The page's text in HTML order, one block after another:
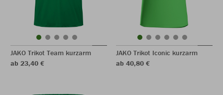
JAKO Trikot Team kurzarm
ab 23,40 €
JAKO Trikot Iconic kurzarm
ab 40,80 €